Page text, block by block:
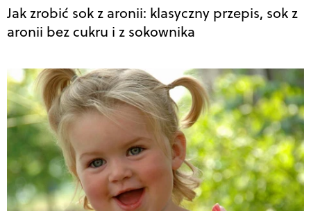
Jak zrobić sok z aronii: klasyczny przepis, sok z
aronii bez cukru i z sokownika